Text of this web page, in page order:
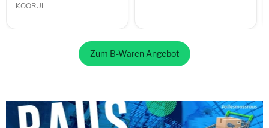
KOORUI
Zum B-Waren Angebot